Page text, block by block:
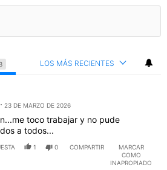
3 LOS MÁS RECIENTES
23 DE MARZO DE 2026
toco trabajar y no pude
a todos...
1 0 COMPARTIR
MARCAR
COMO
INAPROPIADO